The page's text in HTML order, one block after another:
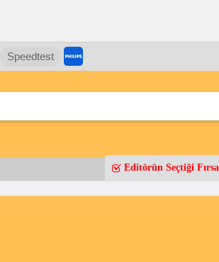
Speedtest
Editörün Seçtiği